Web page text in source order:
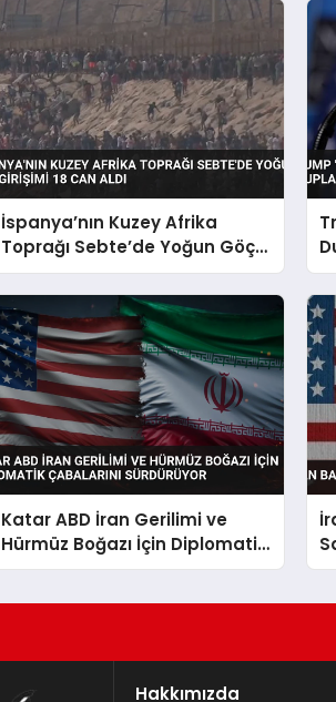
İspanya’nın Kuzey Afrika
Toprağı Sebte’de Yoğun Göç
Girişimi 18 Can Aldı
Katar ABD İran Gerilimi ve
Hürmüz Boğazı İçin Diplomatik
Çabalarını Sürdürüyor
Hakkımızda